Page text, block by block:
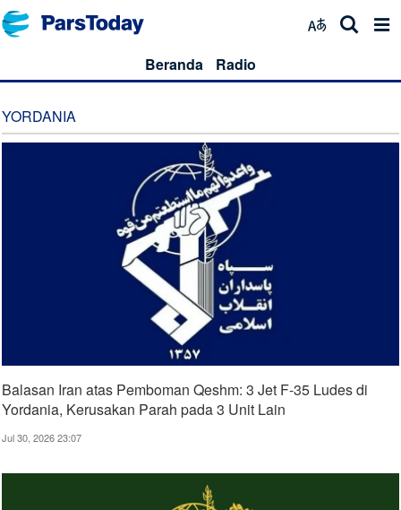
Beranda Radio
YORDANIA
Balasan Iran atas Pemboman Qeshm: 3 Jet F-35 Ludes di
Yordania, Kerusakan Parah pada 3 Unit Lain
Jul 30, 2026 23:07